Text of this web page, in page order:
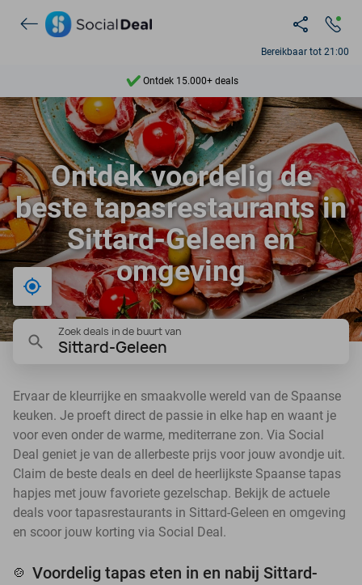
Bereikbaar tot 21:00
Ontdek 15.000+ deals
7 dagen per week beschikbaar
10+ miljoen leden
9,4
Ontdek 15.000+ deals
Ontdek voordelig de
beste tapasrestaurants in
Sittard-Geleen en
omgeving
Bij mij in de buurt
Zoek deals in de buurt van
Sittard-Geleen
Ervaar de kleurrijke en smaakvolle wereld van de Spaanse
keuken. Je proeft direct de passie in elke hap en waant je
voor even onder de warme, mediterrane zon. Via Social
Deal geniet je van de allerbeste prijs voor jouw avondje uit.
Claim de beste deals en deel de heerlijkste Spaanse tapas
hapjes met jouw favoriete gezelschap. Bekijk de actuele
deals voor tapasrestaurants in Sittard-Geleen en omgeving
en scoor jouw korting via Social Deal.
🍲 Voordelig tapas eten in en nabij Sittard-